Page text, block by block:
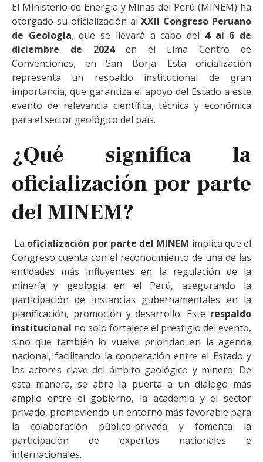
El Ministerio de Energía y Minas del Perú (MINEM) ha
otorgado su oficialización alXXII Congreso Peruano
de Geología, que se llevará a cabo del 4 al 6 de
diciembre de 2024 en el Lima Centro de
Convenciones, en San Borja. Esta oficialización
representa un respaldo institucional de gran
importancia, que garantiza el apoyo del Estado a este
evento de relevancia científica, técnica y económica
para el sector geológico del país.
¿Qué significa la
oficialización por parte
del MINEM?
La oficialización por parte del MINEM implica que el
Congreso cuenta con el reconocimiento de una de las
entidades más influyentes en la regulación de la
minería y geología en el Perú, asegurando la
participación de instancias gubernamentales en la
planificación, promoción y desarrollo. Este respaldo
institucional no solo fortalece el prestigio del evento,
sino que también lo vuelve prioridad en la agenda
nacional, facilitando la cooperación entre el Estado y
los actores clave del ámbito geológico y minero. De
esta manera, se abre la puerta a un diálogo más
amplio entre el gobierno, la academia y el sector
privado, promoviendo un entorno más favorable para
la colaboración público-privada y fomenta la
participación de expertos nacionales e
internacionales.